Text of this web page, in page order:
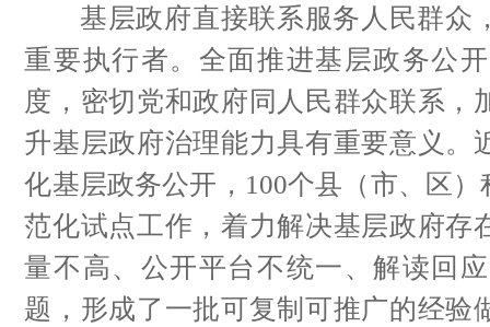
基层政府直接联系服务人民群众
重要执行者。全面推进基层政务公
度，密切党和政府同人民群众联系，
升基层政府治理能力具有重要意义。
化基层政务公开，100个县（市、区
范化试点工作，着力解决基层政府存
量不高、公开平台不统一、解读回
题，形成了一批可复制可推广的经验